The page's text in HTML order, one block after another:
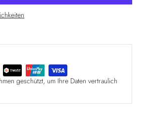
geschützt, um Ihre Daten vertraulich